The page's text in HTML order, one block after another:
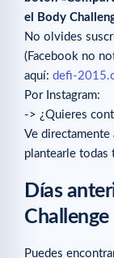
el Body
No olvides
(Facebook no
aquí: defi-
Por Instagram:
-> ¿Quieres
Ve directamente
plantearle todas
Días
Challenge
Puedes